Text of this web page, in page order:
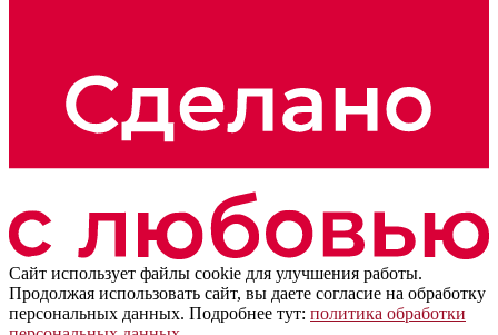
Сайт использует файлы cookie для улучшения работы.
Продолжая использовать сайт, вы даете согласие на обработку
персональных данных. Подробнее тут: политика обработки